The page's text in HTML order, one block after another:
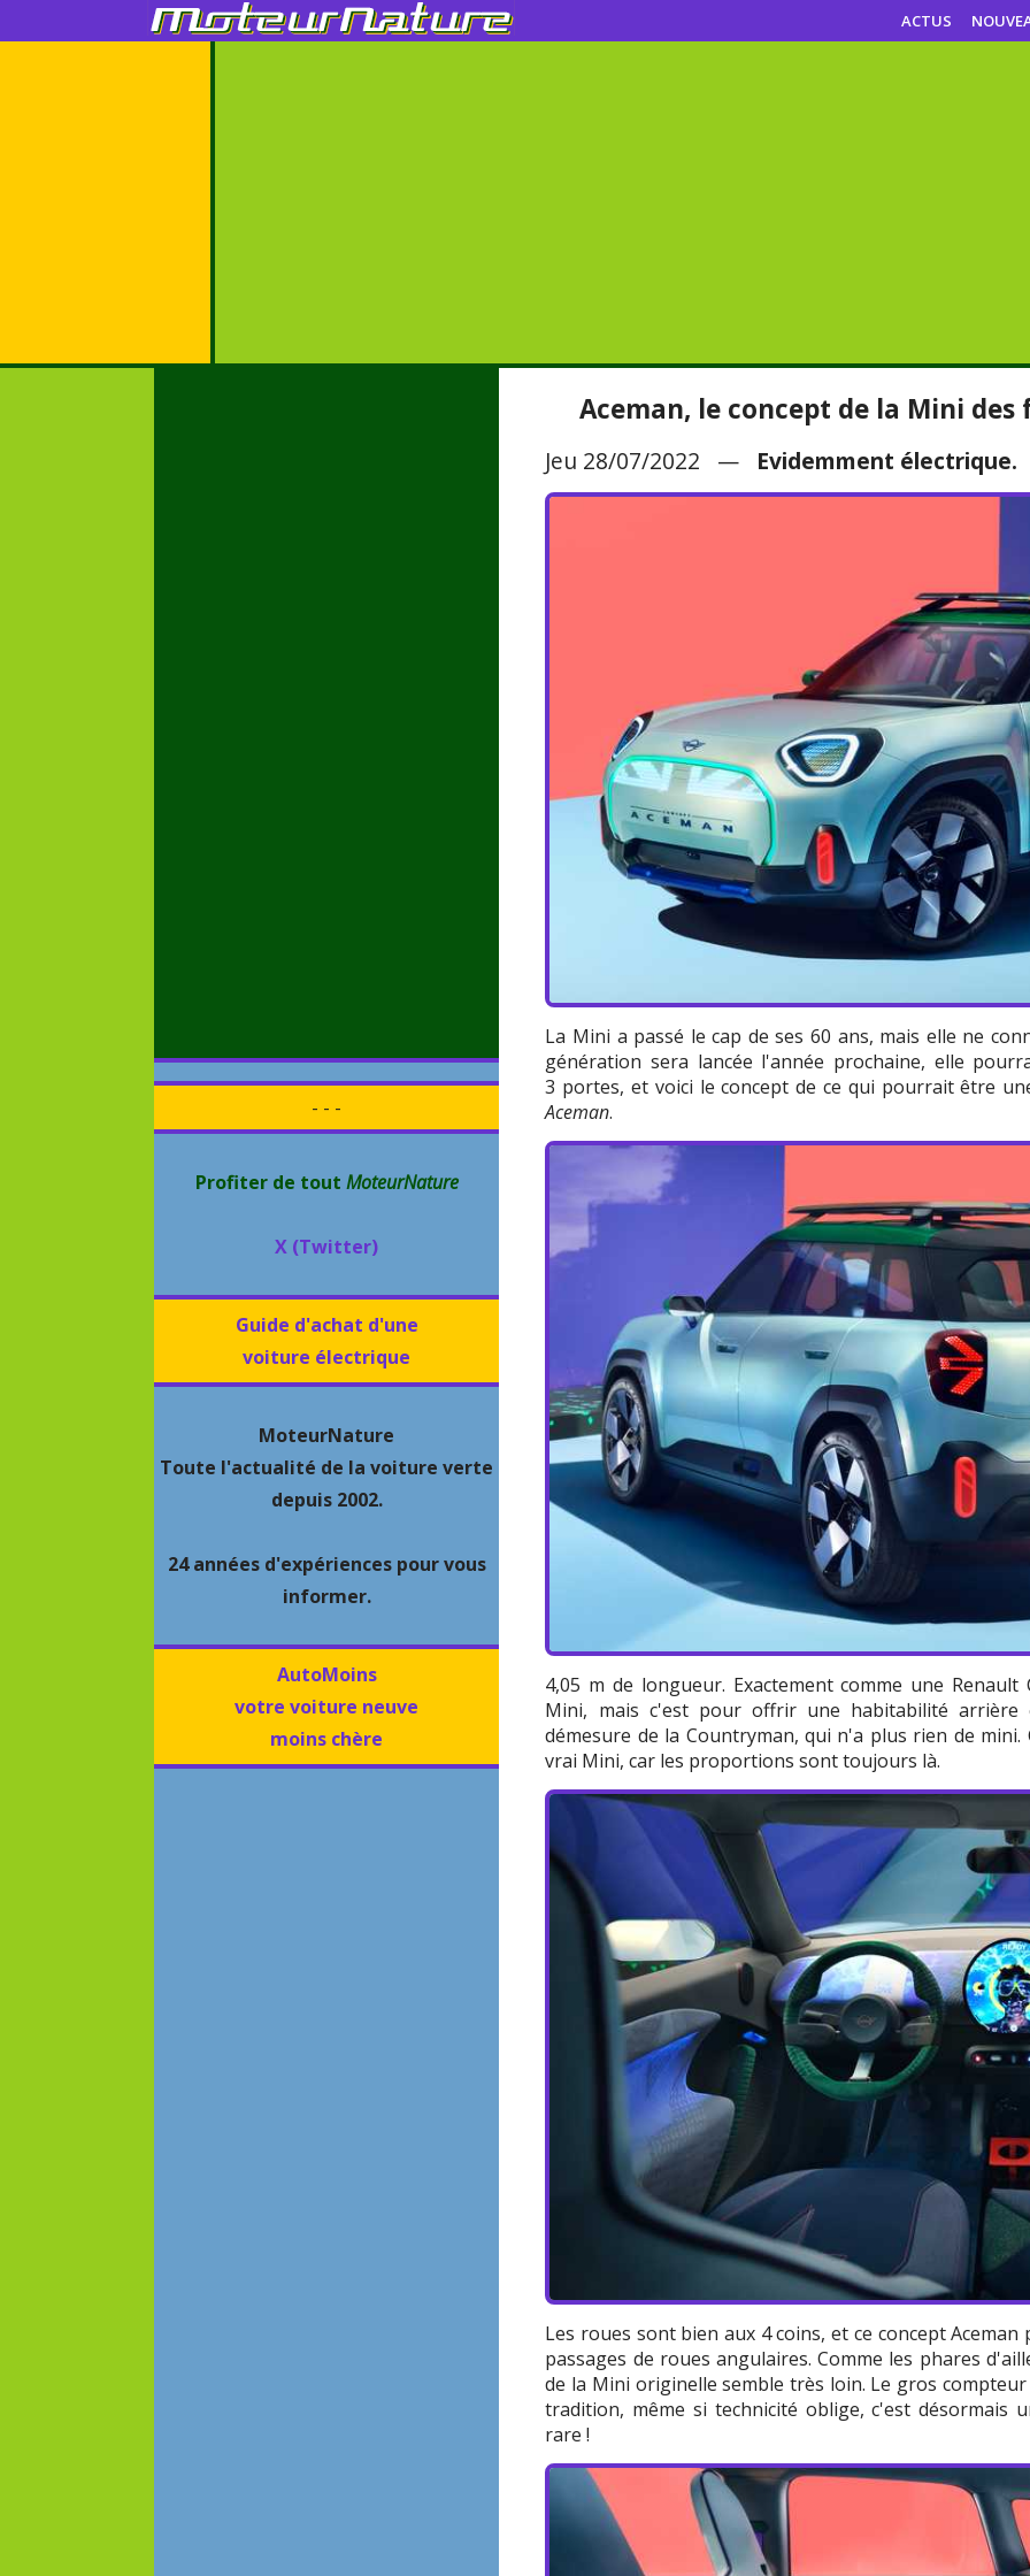
ACTUS
- - -
Profiter de tout MoteurNature
X (Twitter)
Guide d'achat d'une
voiture électrique
MoteurNature
Toute l'actualité de la voiture verte
depuis 2002.
24 années d'expériences pour vous
informer.
AutoMoins
votre voiture neuve
moins chère
Aceman, le concept de la Mini
Jeu 28/07/2022 — Evidemment électrique.
La Mini a passé le cap de ses 60 ans, mais elle ne
génération sera lancée l'année prochaine, elle
3 portes, et voici le concept de ce qui pourrait être
Aceman.
4,05 m de longueur. Exactement comme une
Mini, mais c'est pour offrir une habitabilité arrière
démesure de la Countryman, qui n'a plus rien de
vrai Mini, car les proportions sont toujours là.
Les roues sont bien aux 4 coins, et ce concept
passages de roues angulaires. Comme les phares
de la Mini originelle semble très loin. Le gros
tradition, même si technicité oblige, c'est désormais
rare !